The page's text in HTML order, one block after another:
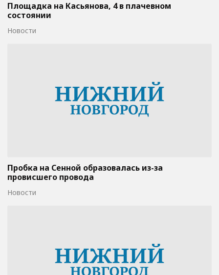
Площадка на Касьянова, 4 в плачевном
состоянии
Новости
Пробка на Сенной образовалась из-за
провисшего провода
Новости